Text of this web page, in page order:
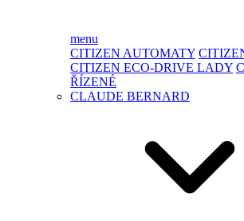
menu
CITIZEN AUTOMATY
CITIZEN ECO-DRIVE LADY
ŘÍZENÉ
CLAUDE BERNARD